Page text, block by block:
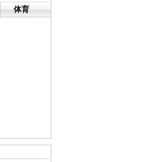
体育